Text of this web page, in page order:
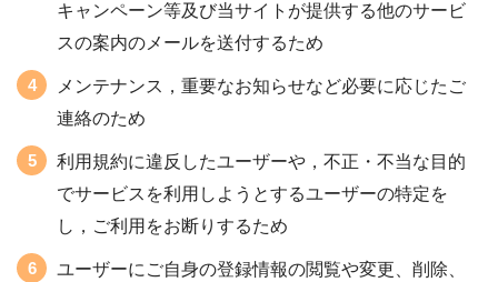
キャンペーン等及び当サイトが提供する他のサービ
スの案内のメールを送付するため
メンテナンス，重要なお知らせなど必要に応じたご
連絡のため
利用規約に違反したユーザーや，不正・不当な目的
でサービスを利用しようとするユーザーの特定を
し，ご利用をお断りするため
ユーザーにご自身の登録情報の閲覧や変更、削除、